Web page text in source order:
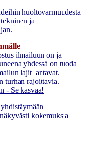
huoltovarmuudesta
ja
ilmailuun on ja
yhdessä on tuoda
lajit antavat.
turhan rajoittavia.
- Se kasvaa!
kokemuksia